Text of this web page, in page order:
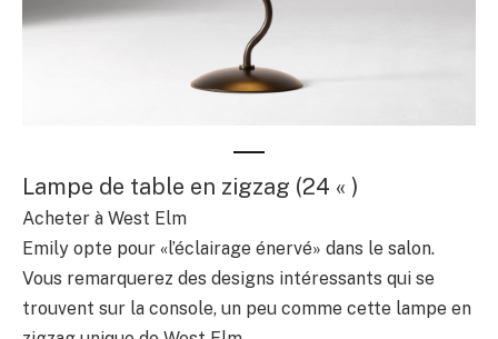
Lampe de table en zigzag (24 « )
Acheter à West Elm
Emily opte pour «l’éclairage énervé» dans le salon.
Vous remarquerez des designs intéressants qui se
trouvent sur la console, un peu comme cette lampe en